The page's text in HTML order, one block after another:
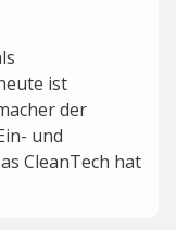
ist
der
und
CleanTech hat